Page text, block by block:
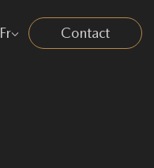
Fr Contact